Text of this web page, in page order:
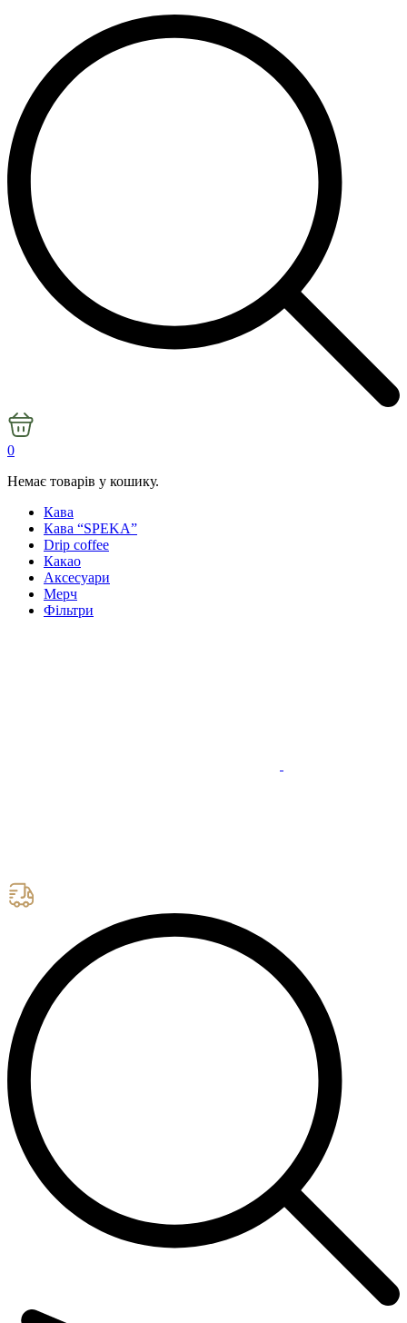
0
Немає товарів у кошику.
Кава
Кава “SPEKA”
Drip coffee
Какао
Аксесуари
Мерч
Фільтри